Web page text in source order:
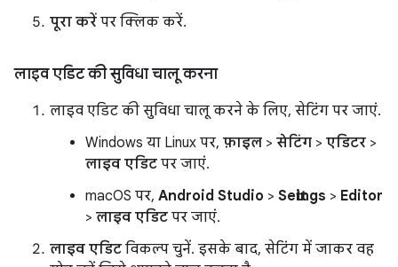
पूरा करें पर क्लिक करें.
लाइव एडिट की सुविधा चालू करना
लाइव एडिट की सुविधा चालू करने के लिए, सेटिंग पर जाएं.
Windows या Linux पर, फ़ाइल > सेटिंग > एडिटर >
लाइव एडिट पर जाएं.
macOS पर, Android Studio > Settings > Editor
> लाइव एडिट पर जाएं.
लाइव एडिट विकल्प चुनें. इसके बाद, सेटिंग में जाकर वह